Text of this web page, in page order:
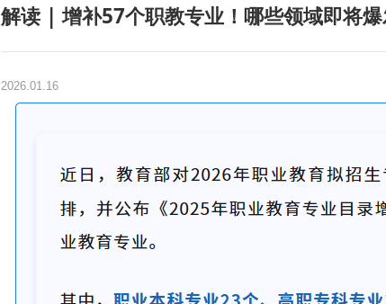
解读 | 增补57个职教专业！哪些领域即将
2026.01.16